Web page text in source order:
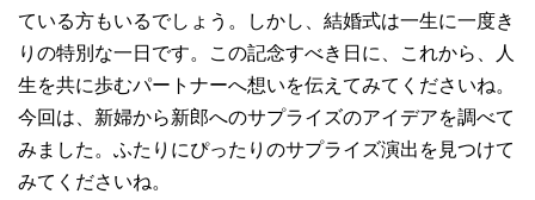
ている方もいるでしょう。しかし、結婚式は一生に一度き
りの特別な一日です。この記念すべき日に、これから、人
生を共に歩むパートナーへ想いを伝えてみてくださいね。
今回は、新婦から新郎へのサプライズのアイデアを調べて
みました。ふたりにぴったりのサプライズ演出を見つけて
みてくださいね。